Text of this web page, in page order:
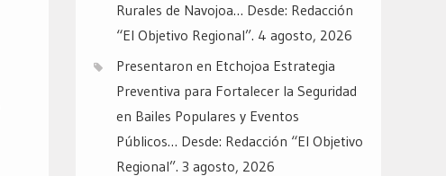
Rurales de Navojoa… Desde: Redacción
“El Objetivo Regional”. 4 agosto, 2026
Presentaron en Etchojoa Estrategia
Preventiva para Fortalecer la Seguridad
en Bailes Populares y Eventos
Públicos… Desde: Redacción “El Objetivo
Regional”. 3 agosto, 2026